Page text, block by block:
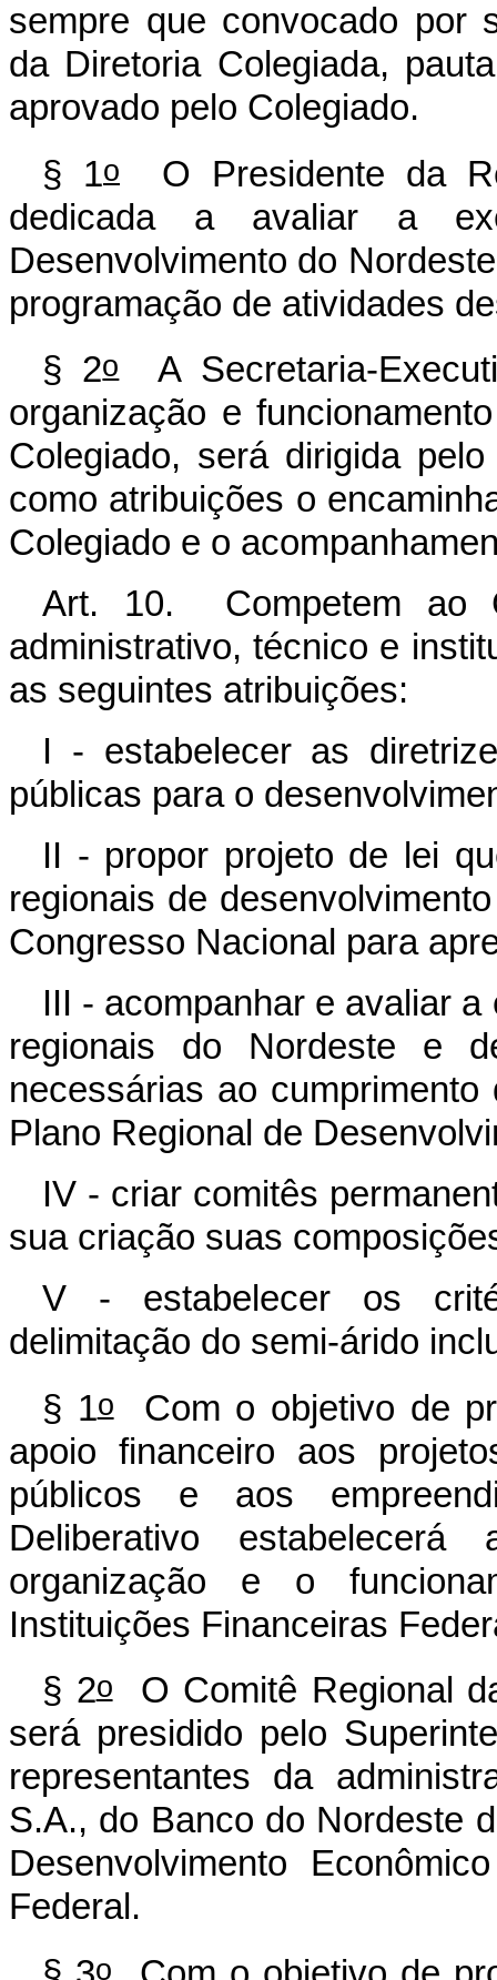
sempre que convocado por
da Diretoria Colegiada,
aprovado pelo Colegiado.
§ 1o
O Presidente da
dedicada a avaliar a
Desenvolvimento do
programação de atividades
§ 2oA Secretaria-
organização e
Colegiado, será dirigida
como atribuições o
Colegiado e o
Art. 10. Competem ao
administrativo, técnico e
as seguintes atribuições:
I - estabelecer as
públicas para o
II - propor projeto de lei
regionais de
Congresso Nacional para
III - acompanhar e avaliar
regionais do Nordeste e
necessárias ao
Plano Regional de
IV - criar comitês
sua criação suas
V - estabelecer os
delimitação do semi-árido
§ 1oCom o objetivo de
apoio financeiro aos
públicos e aos
Deliberativo
organização e o
Instituições Financeiras
§ 2oO Comitê Regional
será presidido pelo
representantes da
S.A., do Banco do Nordeste
Desenvolvimento
Federal.
o